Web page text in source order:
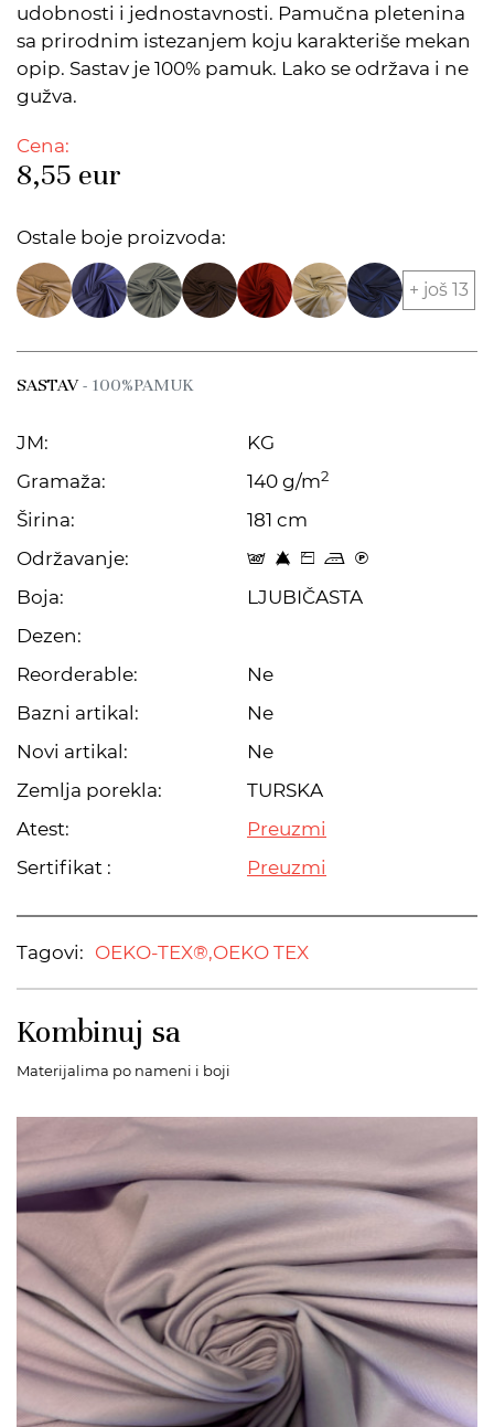
udobnosti i jednostavnosti. Pamučna pletenina
sa prirodnim istezanjem koju karakteriše mekan
opip. Sastav je 100% pamuk. Lako se održava i ne
gužva.
Cena:
8,55 eur
Ostale boje proizvoda:
+ još 13
SASTAV- 100%PAMUK
JM:
KG
Gramaža:
140 g/m2
Širina:
181 cm
Održavanje:
t 8 Z p C
Boja:
LJUBIČASTA
Dezen:
Reorderable:
Ne
Bazni artikal:
Ne
Novi artikal:
Ne
Zemlja porekla:
TURSKA
Atest:
Preuzmi
Sertifikat :
Preuzmi
Tagovi: OEKO-TEX®,OEKO TEX
Kombinuj sa
Materijalima po nameni i boji